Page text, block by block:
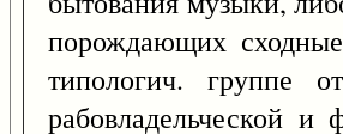
порождающих
типологич. группе
рабовладельческой и